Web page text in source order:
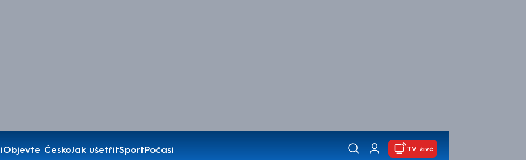
Objevte ČeskoJak ušetřitSportPočasí TV živě